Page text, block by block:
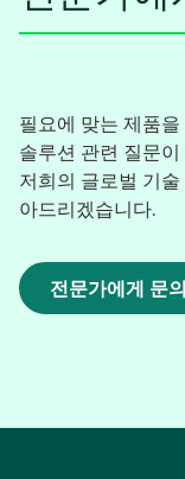
필요에 맞는 제품
솔루션 관련 질문
저희의 글로벌 기
아드리겠습니다.
전문가에게 문
새